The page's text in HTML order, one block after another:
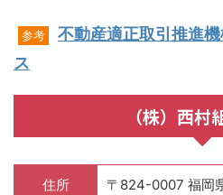
参考
不動産適正取引推進
ス
（株）西村
住所 〒824-0007 福岡